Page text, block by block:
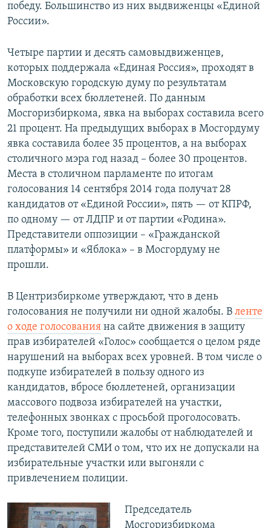
победу. Большинство из них выдвиженцы «Единой
России».
Четыре партии и десять самовыдвиженцев,
которых поддержала «Единая Россия», проходят в
Московскую городскую думу по результатам
обработки всех бюллетеней. По данным
Мосгоризбиркома, явка на выборах составила всего
21 процент. На предыдущих выборах в Мосгордуму
явка составила более 35 процентов, а на выборах
столичного мэра год назад – более 30 процентов.
Места в столичном парламенте по итогам
голосования 14 сентября 2014 года получат 28
кандидатов от «Единой России», пять — от КПРФ,
по одному — от ЛДПР и от партии «Родина».
Представители оппозиции – «Гражданской
платформы» и «Яблока» – в Мосгордуму не
прошли.
В Центризбиркоме утверждают, что в день
голосования не получили ни одной жалобы. В ленте
о ходе голосования на сайте движения в защиту
прав избирателей «Голос» сообщается о целом ряде
нарушений на выборах всех уровней. В том числе о
подкупе избирателей в пользу одного из
кандидатов, вбросе бюллетеней, организации
массового подвоза избирателей на участки,
телефонных звонках с просьбой проголосовать.
Кроме того, поступили жалобы от наблюдателей и
представителей СМИ о том, что их не допускали на
избирательные участки или выгоняли с
привлечением полиции.
Председатель
Мосгоризбиркома